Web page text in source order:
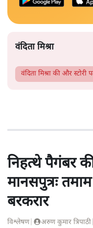
वंदिता मिश्रा
वंदिता मिश्रा की और स्टोरी
निहत्थे पैगंबर
मानसपुत्रः
बरकरार
विश्लेषण| अरुण कुमार त्रिपाठी